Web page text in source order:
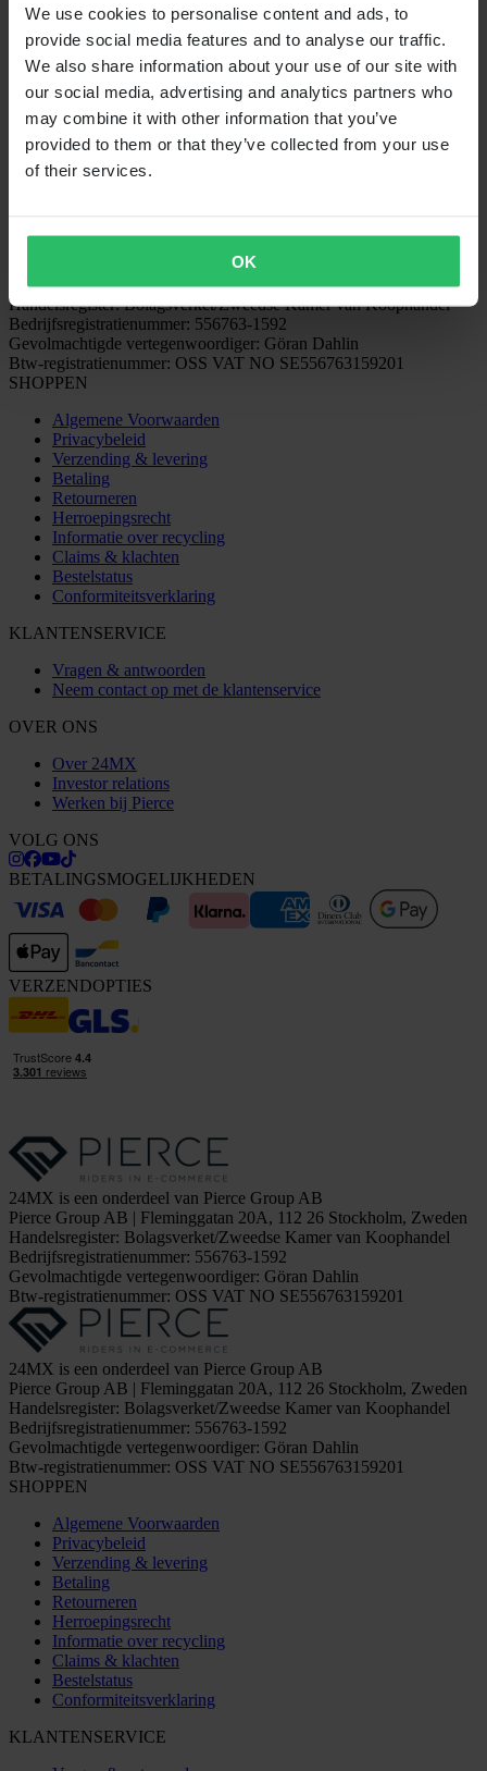
We use cookies to personalise content and ads, to
provide social media features and to analyse our traffic.
We also share information about your use of our site with
our social media, advertising and analytics partners who
may combine it with other information that you’ve
provided to them or that they’ve collected from your use
of their services.
OK
VERZENDOPTIES
24MX is een onderdeel van Pierce Group AB
Pierce Group AB | Fleminggatan 20A, 112 26 Stockholm, Zweden
Handelsregister: Bolagsverket/Zweedse Kamer van Koophandel
Bedrijfsregistratienummer: 556763-1592
Gevolmachtigde vertegenwoordiger: Göran Dahlin
Btw-registratienummer: OSS VAT NO SE556763159201
SHOPPEN
Algemene Voorwaarden
Privacybeleid
Verzending & levering
Betaling
Retourneren
Herroepingsrecht
Informatie over recycling
Claims & klachten
Bestelstatus
Conformiteitsverklaring
KLANTENSERVICE
Vragen & antwoorden
Neem contact op met de klantenservice
OVER ONS
Over 24MX
Investor relations
Werken bij Pierce
VOLG ONS
BETALINGSMOGELIJKHEDEN
VERZENDOPTIES
24MX is een onderdeel van Pierce Group AB
Pierce Group AB | Fleminggatan 20A, 112 26 Stockholm, Zweden
Handelsregister: Bolagsverket/Zweedse Kamer van Koophandel
Bedrijfsregistratienummer: 556763-1592
Gevolmachtigde vertegenwoordiger: Göran Dahlin
Btw-registratienummer: OSS VAT NO SE556763159201
24MX is een onderdeel van Pierce Group AB
Pierce Group AB | Fleminggatan 20A, 112 26 Stockholm, Zweden
Handelsregister: Bolagsverket/Zweedse Kamer van Koophandel
Bedrijfsregistratienummer: 556763-1592
Gevolmachtigde vertegenwoordiger: Göran Dahlin
Btw-registratienummer: OSS VAT NO SE556763159201
SHOPPEN
Algemene Voorwaarden
Privacybeleid
Verzending & levering
Betaling
Retourneren
Herroepingsrecht
Informatie over recycling
Claims & klachten
Bestelstatus
Conformiteitsverklaring
KLANTENSERVICE